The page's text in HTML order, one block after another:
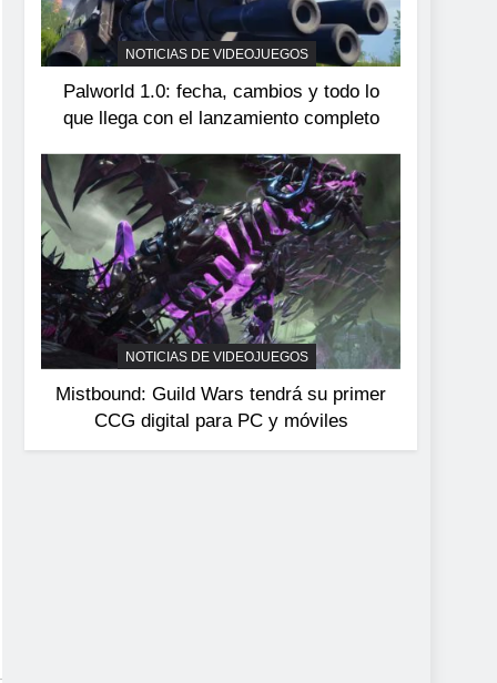
devuelve el espectáculo
de la conducción
Series X|S y PC
NOTICIAS DE VIDEOJUEGOS
NOTICIAS DE VIDEOJUEGOS
Palworld 1.0: fecha, cambios y todo lo
que llega con el lanzamiento completo
NOTICIAS DE VIDEOJUEGOS
Mistbound: Guild Wars tendrá su primer
CCG digital para PC y móviles